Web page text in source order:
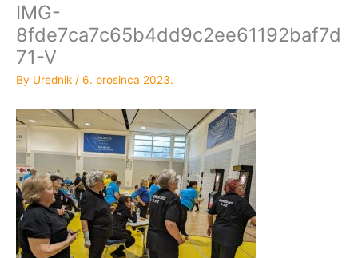
IMG-
8fde7ca7c65b4dd9c2ee61192baf7d
71-V
By Urednik / 6. prosinca 2023.
j
e